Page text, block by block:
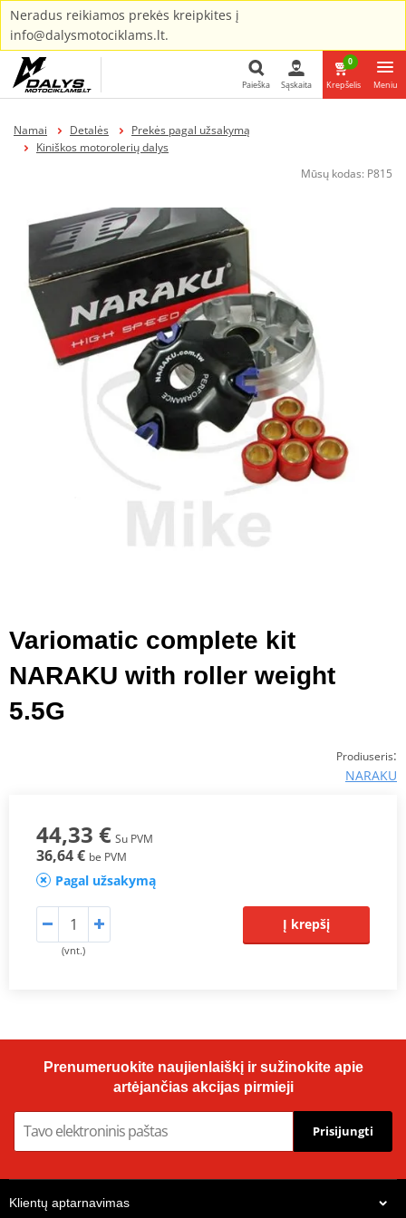
Neradus reikiamos prekės kreipkites į
info@dalysmotociklams.lt.
Paieška Sąskaita
0
Krepšelis Meniu
Namai Detalės
Prekės pagal užsakymą
Kiniškos motorolerių dalys
Mūsų kodas: P815
Variomatic complete kit
NARAKU with roller weight
5.5G
Prodiuseris:
NARAKU
44,33 € Su PVM
36,64 € be PVM
Pagal užsakymą
(vnt.)
Į krepšį
Prenumeruokite naujienlaiškį ir sužinokite apie
artėjančias akcijas pirmieji
Prisijungti
Klientų aptarnavimas